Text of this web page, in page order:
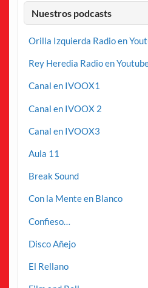
Nuestros podcasts
Orilla Izquierda Radio en
Rey Heredia Radio en
Canal en IVOOX1
Canal en IVOOX 2
Canal en IVOOX3
Aula 11
Break Sound
Con la Mente en Blanco
Confieso…
Disco Añejo
El Rellano